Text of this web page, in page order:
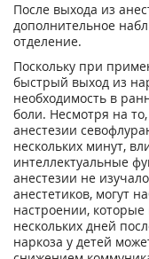
После выхода из
дополнительное
отделение.
Поскольку при
быстрый выход из
необходимость в
боли. Несмотря на
анестезии
нескольких минут,
интеллектуальные
анестезии не
анестетиков, могут
настроении, которые
нескольких дней
наркоза у детей